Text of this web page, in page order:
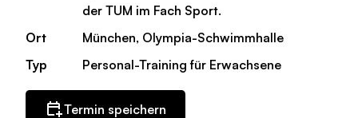
der TUM im Fach Sport.
Ort
München, Olympia-Schwimmhalle
Typ
Personal-Training für Erwachsene
Termin speichern